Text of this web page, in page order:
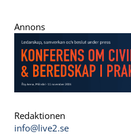
Annons
Redaktionen
info@live2.se